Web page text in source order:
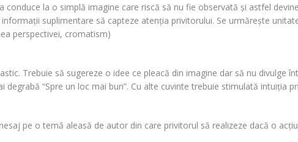
la o simplă imagine care riscă să nu fie observată şi astfel
suplimentare să capteze atenţia privitorului. Se urmăreşte
perspectivei, cromatism)
Trebuie să sugereze o idee ce pleacă din imagine dar să nu divulge
“Spre un loc mai bun”. Cu alte cuvinte trebuie stimulată intuiţia
pe o temă aleasă de autor din care privitorul să realizeze dacă o